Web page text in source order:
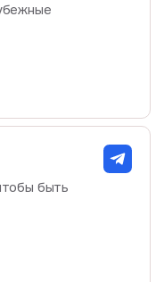
быть